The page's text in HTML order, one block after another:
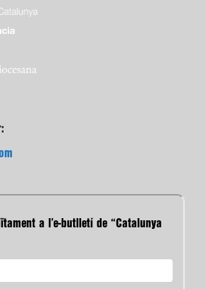
a l’e-butlletí de “Catalunya